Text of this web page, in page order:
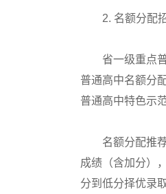
2. 名额分配
省一级重点普
普通高中名额分
普通高中特色示
名额分配推荐
成绩（含加分）
分到低分择优录取